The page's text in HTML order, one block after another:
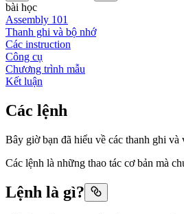
bài học
Assembly 101
Thanh ghi và bộ nhớ
Các instruction
Công cụ
Chương trình mẫu
Kết luận
Các lệnh
Bây giờ bạn đã hiểu về các thanh ghi
Các lệnh là những thao tác cơ bản mà
Lệnh là gì?